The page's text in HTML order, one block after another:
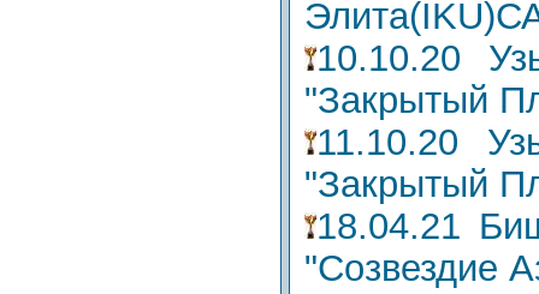
10.10.20
"Закрытый
11.10.20
"Закрытый
18.04.21
"Созвездие